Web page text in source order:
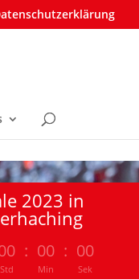
2023 in
Std
: 00
Min
: 00
Sek